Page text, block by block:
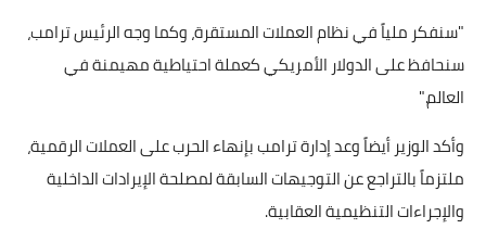
"سنفكر ملياً في نظام العملات المستقرة، وكما وجه الرئيس ترامب،
سنحافظ على الدولار الأمريكي كعملة احتياطية مهيمنة في
العالم."
وأكد الوزير أيضاً وعد إدارة ترامب بإنهاء الحرب على العملات الرقمية،
ملتزماً بالتراجع عن التوجيهات السابقة لمصلحة الإيرادات الداخلية
والإجراءات التنظيمية العقابية.